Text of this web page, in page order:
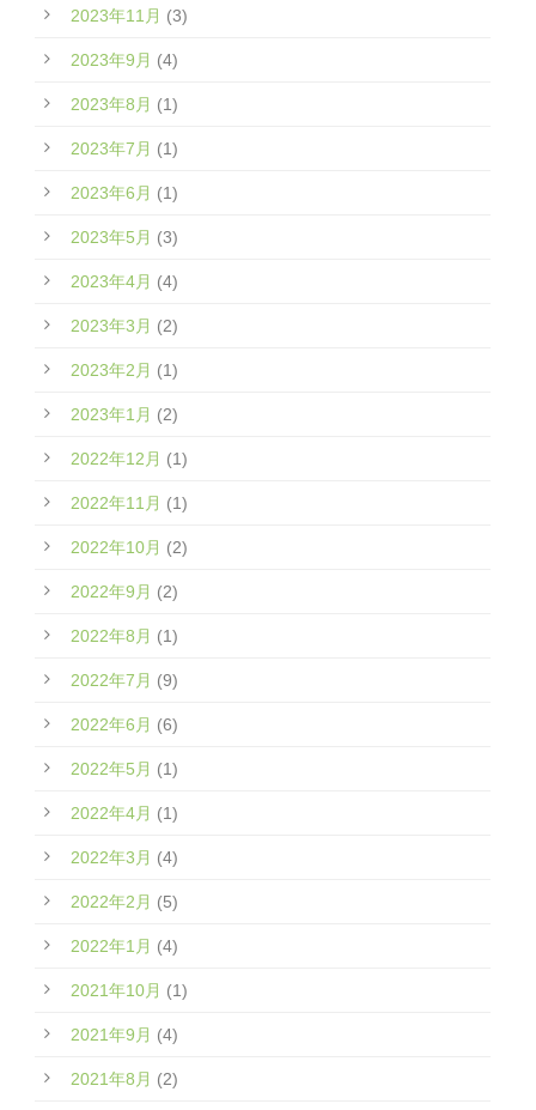
2023年11月 (3)
2023年9月 (4)
2023年8月 (1)
2023年7月 (1)
2023年6月 (1)
2023年5月 (3)
2023年4月 (4)
2023年3月 (2)
2023年2月 (1)
2023年1月 (2)
2022年12月 (1)
2022年11月 (1)
2022年10月 (2)
2022年9月 (2)
2022年8月 (1)
2022年7月 (9)
2022年6月 (6)
2022年5月 (1)
2022年4月 (1)
2022年3月 (4)
2022年2月 (5)
2022年1月 (4)
2021年10月 (1)
2021年9月 (4)
2021年8月 (2)